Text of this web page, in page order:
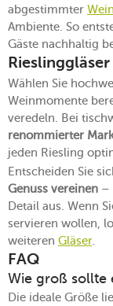
abgestimmter
Ambiente. So
Gäste nachhaltig
Wählen Sie
Weinmomente
veredeln. Bei
renommierter
jeden Riesling
Entscheiden Sie
Genuss vereinen –
Detail aus. Wenn
servieren wollen,
weiteren Gläser.
FAQ
Wie groß sollte
Die ideale Größe